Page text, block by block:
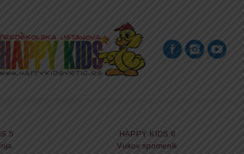
5
HAPPY KIDS 6
Vukov spomenik